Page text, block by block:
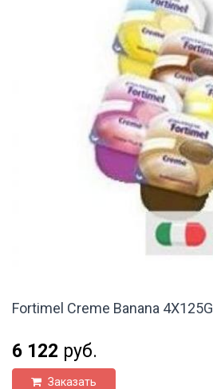
Fortimel Creme Banana 4X125G
6 122 руб.
Заказать